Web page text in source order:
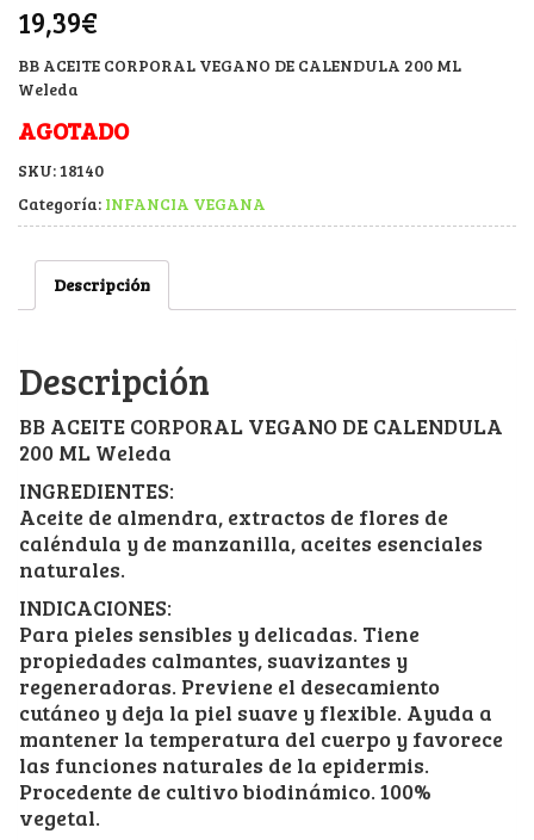
19,39€
BB ACEITE CORPORAL VEGANO DE CALENDULA 200 ML
Weleda
AGOTADO
SKU:18140
Categoría: INFANCIA VEGANA
Descripción
Descripción
BB ACEITE CORPORAL VEGANO DE CALENDULA
200 ML Weleda
INGREDIENTES:
Aceite de almendra, extractos de flores de
caléndula y de manzanilla, aceites esenciales
naturales.
INDICACIONES:
Para pieles sensibles y delicadas. Tiene
propiedades calmantes, suavizantes y
regeneradoras. Previene el desecamiento
cutáneo y deja la piel suave y flexible. Ayuda a
mantener la temperatura del cuerpo y favorece
las funciones naturales de la epidermis.
Procedente de cultivo biodinámico. 100%
vegetal.